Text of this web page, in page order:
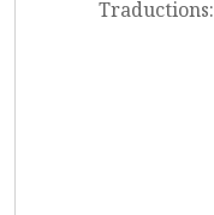
Traductions: